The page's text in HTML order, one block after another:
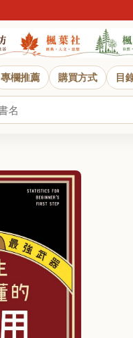
專欄推薦 購買方式 目